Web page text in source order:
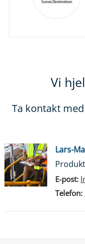
Vi
Ta kontakt
Lars-
E-post:
Telefon: